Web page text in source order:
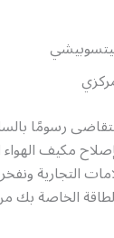
رسومًا
مكيف
التجارية
الخاصة